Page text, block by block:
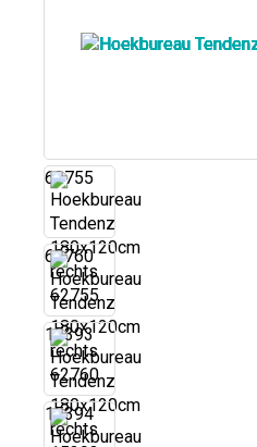
62755
62760
15393
15394